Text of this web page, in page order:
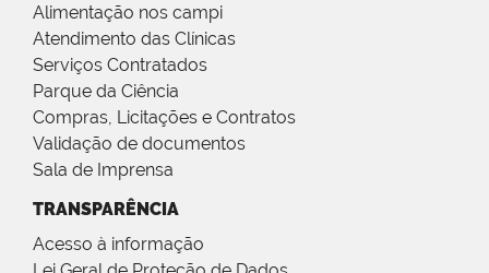
Alimentação nos campi
Atendimento das Clínicas
Serviços Contratados
Parque da Ciência
Compras, Licitações e Contratos
Validação de documentos
Sala de Imprensa
TRANSPARÊNCIA
Acesso à informação